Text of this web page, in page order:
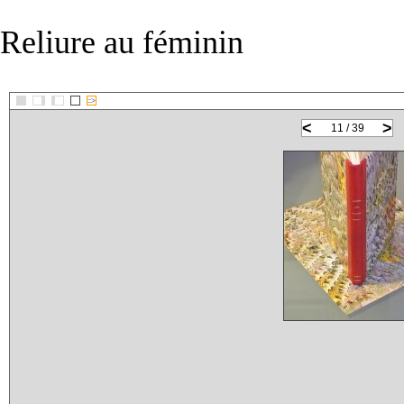
Reliure au féminin
::>
< >
11 / 39